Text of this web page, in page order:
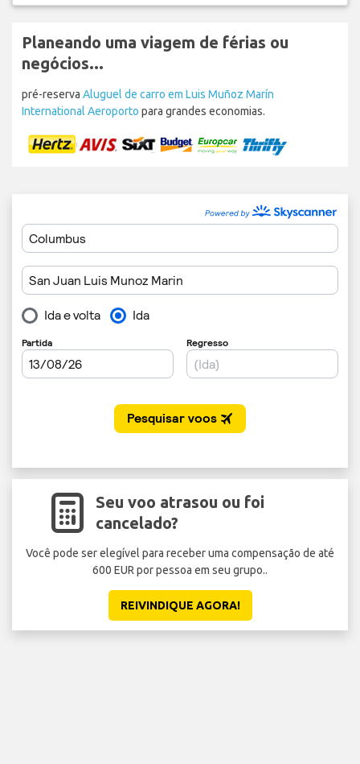
Planeando uma viagem de férias ou
negócios...
pré-reserva Aluguel de carro em Luis Muñoz Marín
International Aeroporto para grandes economias.
Seu voo atrasou ou foi
cancelado?
Você pode ser elegível para receber uma compensação de até
600 EUR por pessoa em seu grupo..
REIVINDIQUE AGORA!